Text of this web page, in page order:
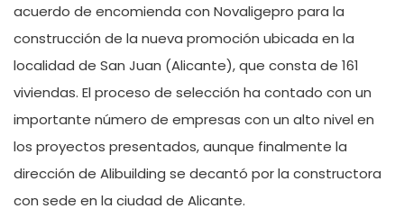
acuerdo de encomienda con Novaligepro para la
construcción de la nueva promoción ubicada en la
localidad de San Juan (Alicante), que consta de 161
viviendas. El proceso de selección ha contado con un
importante número de empresas con un alto nivel en
los proyectos presentados, aunque finalmente la
dirección de Alibuilding se decantó por la constructora
con sede en la ciudad de Alicante.